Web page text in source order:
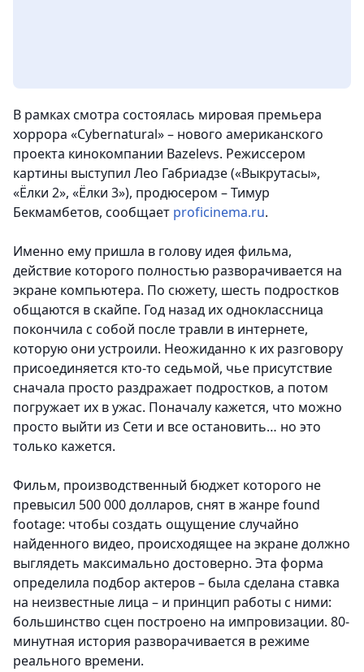
В рамках смотра состоялась мировая премьера
хоррора «Cybernatural» – нового американского
проекта кинокомпании Bazelevs. Режиссером
картины выступил Лео Габриадзе («Выкрутасы»,
«Ёлки 2», «Ёлки 3»), продюсером – Тимур
Бекмамбетов, сообщает proficinema.ru.
Именно ему пришла в голову идея фильма,
действие которого полностью разворачивается на
экране компьютера. По сюжету, шесть подростков
общаются в скайпе. Год назад их одноклассница
покончила с собой после травли в интернете,
которую они устроили. Неожиданно к их разговору
присоединяется кто-то седьмой, чье присутствие
сначала просто раздражает подростков, а потом
погружает их в ужас. Поначалу кажется, что можно
просто выйти из Сети и все остановить… но это
только кажется.
Фильм, производственный бюджет которого не
превысил 500 000 долларов, снят в жанре found
footage: чтобы создать ощущение случайно
найденного видео, происходящее на экране должно
выглядеть максимально достоверно. Эта форма
определила подбор актеров – была сделана ставка
на неизвестные лица – и принцип работы с ними:
большинство сцен построено на импровизации. 80-
минутная история разворачивается в режиме
реального времени.